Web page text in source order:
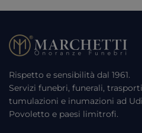
Rispetto e sensibilità dal 1961.
Servizi funebri, funerali,
tumulazioni e inumazioni ad
Povoletto e paesi limitrofi.